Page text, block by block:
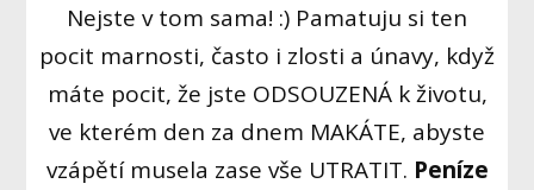
Nejste v tom sama! :) Pamatuju si ten
pocit marnosti, často i zlosti a únavy, když
máte pocit, že jste ODSOUZENÁ k životu,
ve kterém den za dnem MAKÁTE, abyste
vzápětí musela zase vše UTRATIT. Peníze